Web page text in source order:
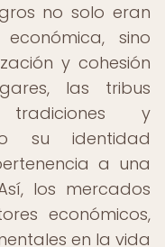
no solo eran
sino
y cohesión
las tribus
tradiciones y
su identidad
a una
los mercados
económicos,
en la vida